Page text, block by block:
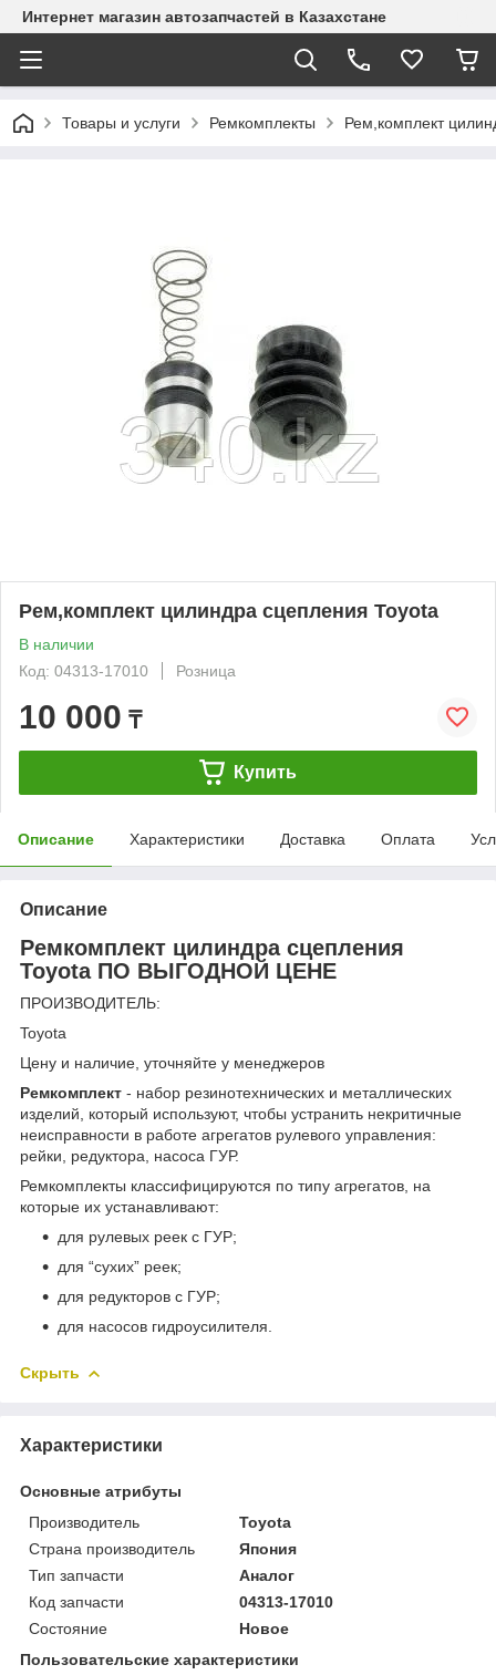
Интернет магазин автозапчастей в Казахстане
Товары и услуги Ремкомплекты Рем,комплект
Рем,комплект цилиндра сцепления Toyota
В наличии
Код: 04313-17010
Розница
10 000 ₸
Купить
Описание Характеристики Доставка Оплата
Описание
Ремкомплект цилиндра сцепления
Toyota ПО ВЫГОДНОЙ ЦЕНЕ
ПРОИЗВОДИТЕЛЬ:
Toyota
Цену и наличие, уточняйте у менеджеров
Ремкомплект - набор резинотехнических и металлических
изделий, который используют, чтобы устранить некритичные
неисправности в работе агрегатов рулевого управления:
рейки, редуктора, насоса ГУР.
Ремкомплекты классифицируются по типу агрегатов, на
которые их устанавливают:
для рулевых реек с ГУР;
для “сухих” реек;
для редукторов с ГУР;
для насосов гидроусилителя.
Скрыть
Характеристики
Основные атрибуты
Производитель
Toyota
Страна производитель
Япония
Тип запчасти
Аналог
Код запчасти
04313-17010
Состояние
Новое
Пользовательские характеристики